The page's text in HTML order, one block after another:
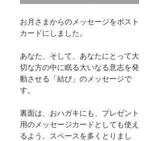
お月さまからのメッセージをポスト
カードにしました。
あなた、そして、あなたにとって大
切な方の中に眠る大いなる意志を発
動させる「結び」のメッセージで
す。
裏面は、おハガキにも、プレゼント
用のメッセージカードとしても使え
るよう、スペースを多くとりまし